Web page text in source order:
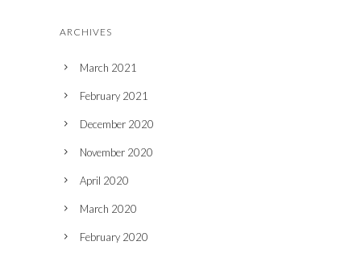
ARCHIVES
March 2021
February 2021
December 2020
November 2020
April 2020
March 2020
February 2020